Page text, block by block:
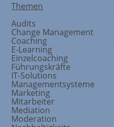
Themen
Audits
Change Management
Coaching
E-Learning
Einzelcoaching
Führungskräfte
IT-Solutions
Managementsysteme
Marketing
Mitarbeiter
Mediation
Moderation